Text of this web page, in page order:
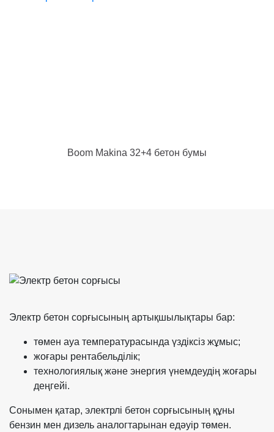
Boom Makina 32+4 бетон бумы
Электр бетон сорғысының артықшылықтары бар:
төмен ауа температурасында үздіксіз жұмыс;
жоғары рентабельділік;
технологиялық және энергия үнемдеудің жоғары
деңгейі.
Сонымен қатар, электрлі бетон сорғысының құны
бензин мен дизель аналогтарынан едәуір төмен.